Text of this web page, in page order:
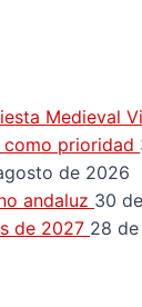
Medieval
como prioridad
de 2026
andaluz 30
de 2027 28